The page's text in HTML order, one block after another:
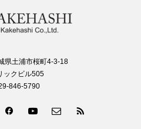
県土浦市桜町4-3-18
ックビル505
846-5790